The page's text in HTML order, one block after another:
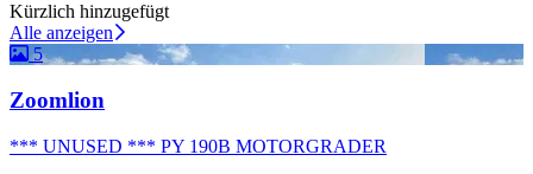
Kürzlich hinzugefügt
Alle anzeigen
5
Zoomlion
*** UNUSED *** PY 190B MOTORGRADER